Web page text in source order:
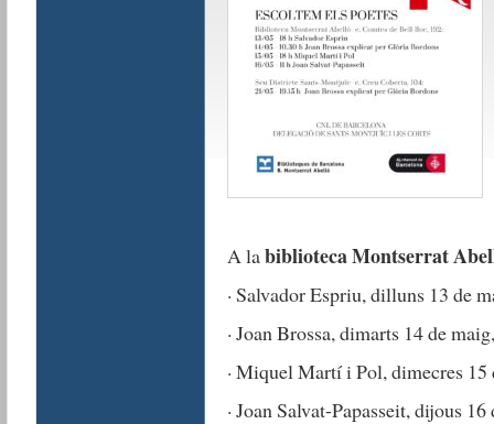
A labiblioteca Montserrat
· Salvador Espriu, dilluns 13 de
· Joan Brossa, dimarts 14 de
· Miquel Martí i Pol, dimecres 15
· Joan Salvat-Papasseit, dijous